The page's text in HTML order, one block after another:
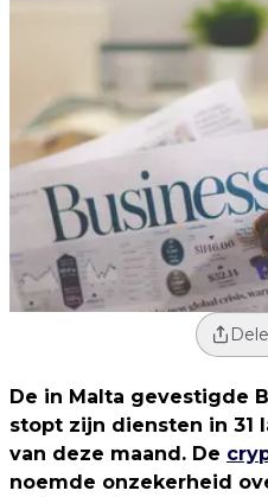
De in Malta gevestigde
stopt zijn diensten in 31
van deze maand. De
noemde onzekerheid